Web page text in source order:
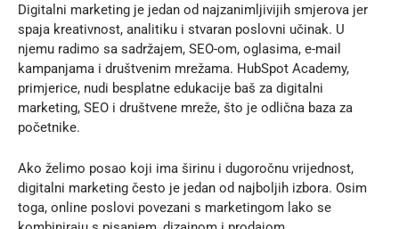
Digitalni marketing je jedan od najzanimljivijih smjerova jer
spaja kreativnost, analitiku i stvaran poslovni učinak. U
njemu radimo sa sadržajem, SEO-om, oglasima, e-mail
kampanjama i društvenim mrežama. HubSpot Academy,
primjerice, nudi besplatne edukacije baš za digitalni
marketing, SEO i društvene mreže, što je odlična baza za
početnike.
Ako želimo posao koji ima širinu i dugoročnu vrijednost,
digitalni marketing često je jedan od najboljih izbora. Osim
toga, online poslovi povezani s marketingom lako se